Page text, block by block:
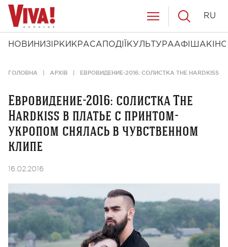
НОВИНИ ЗІРКИ КРАСА ПОДІЇ КУЛЬТУРААФІША КІНО
RU
ГОЛОВНА АРХІВ ЕВРОВИДЕНИЕ-2016: СОЛИСТКА THE
Евровидение-2016: солистка The
Hardkiss в платье с принтом-
укропом снялась в чувственном
клипе
16.02.2016